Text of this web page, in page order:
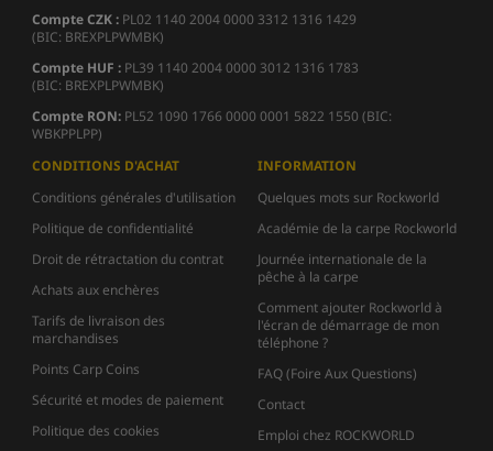
Compte CZK : PL02 1140 2004 0000 3312 1316 1429
(BIC: BREXPLPWMBK)
Compte HUF : PL39 1140 2004 0000 3012 1316 1783
(BIC: BREXPLPWMBK)
Compte RON: PL52 1090 1766 0000 0001 5822 1550 (BIC:
WBKPPLPP)
CONDITIONS D'ACHAT
Conditions générales d'utilisation
Politique de confidentialité
Droit de rétractation du contrat
Achats aux enchères
Tarifs de livraison des
marchandises
Points Carp Coins
Sécurité et modes de paiement
Politique des cookies
INFORMATION
Quelques mots sur Rockworld
Académie de la carpe Rockworld
Journée internationale de la
pêche à la carpe
Comment ajouter Rockworld à
l'écran de démarrage de mon
téléphone ?
FAQ (Foire Aux Questions)
Contact
Emploi chez ROCKWORLD